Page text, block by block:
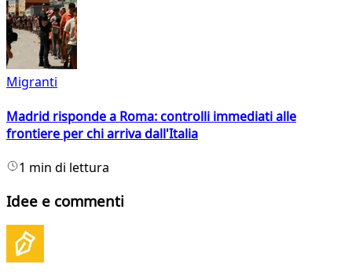
Migranti
Madrid risponde a Roma: controlli immediati alle
frontiere per chi arriva dall'Italia
1 min di lettura
Idee e commenti